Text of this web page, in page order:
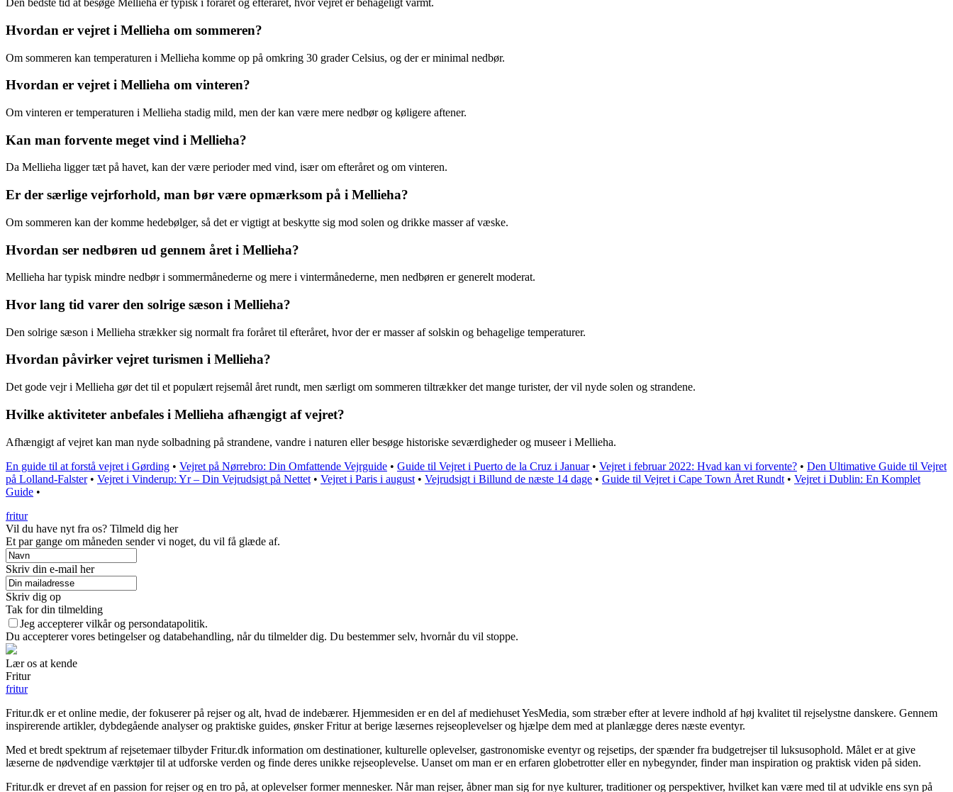
Den bedste tid at besøge Mellieha er typisk i foråret og efteråret, hvor vejret er behageligt varmt.
Hvordan er vejret i Mellieha om sommeren?
Om sommeren kan temperaturen i Mellieha komme op på omkring 30 grader Celsius, og der er minimal nedbør.
Hvordan er vejret i Mellieha om vinteren?
Om vinteren er temperaturen i Mellieha stadig mild, men der kan være mere nedbør og køligere aftener.
Kan man forvente meget vind i Mellieha?
Da Mellieha ligger tæt på havet, kan der være perioder med vind, især om efteråret og om vinteren.
Er der særlige vejrforhold, man bør være opmærksom på i Mellieha?
Om sommeren kan der komme hedebølger, så det er vigtigt at beskytte sig mod solen og drikke masser af væske.
Hvordan ser nedbøren ud gennem året i Mellieha?
Mellieha har typisk mindre nedbør i sommermånederne og mere i vintermånederne, men nedbøren er generelt moderat.
Hvor lang tid varer den solrige sæson i Mellieha?
Den solrige sæson i Mellieha strækker sig normalt fra foråret til efteråret, hvor der er masser af solskin og behagelige temperaturer.
Hvordan påvirker vejret turismen i Mellieha?
Det gode vejr i Mellieha gør det til et populært rejsemål året rundt, men særligt om sommeren tiltrækker det mange turister, der vil nyde solen og strandene.
Hvilke aktiviteter anbefales i Mellieha afhængigt af vejret?
Afhængigt af vejret kan man nyde solbadning på strandene, vandre i naturen eller besøge historiske seværdigheder og museer i Mellieha.
En guide til at forstå vejret i Gørding • Vejret på Nørrebro: Din Omfattende Vejrguide • Guide til Vejret i Puerto de la Cruz i Januar• Vejret i februar 2022: Hvad kan vi forvente? • Den Ultimative Guide til Vejret
på Lolland-Falster• Vejret i Vinderup: Yr – Din Vejrudsigt på Nettet • Vejret i Paris i august • Vejrudsigt i Billund de næste 14 dage • Guide til Vejret i Cape Town Året Rundt • Vejret i Dublin: En Komplet
Guide •
fritur
Vil du have nyt fra os? Tilmeld dig her
Et par gange om måneden sender vi noget, du vil få glæde af.
Skriv din e-mail her
Skriv dig op
Tak for din tilmelding
Jeg accepterer vilkår og persondatapolitik.
Du accepterer vores betingelser og databehandling, når du tilmelder dig. Du bestemmer selv, hvornår du vil stoppe.
Lær os at kende
Fritur
fritur
Fritur.dk er et online medie, der fokuserer på rejser og alt, hvad de indebærer. Hjemmesiden er en del af mediehuset YesMedia, som stræber efter at levere indhold af høj kvalitet til rejselystne danskere. Gennem
inspirerende artikler, dybdegående analyser og praktiske guides, ønsker Fritur at berige læsernes rejseoplevelser og hjælpe dem med at planlægge deres næste eventyr.
Med et bredt spektrum af rejsetemaer tilbyder Fritur.dk information om destinationer, kulturelle oplevelser, gastronomiske eventyr og rejsetips, der spænder fra budgetrejser til luksusophold. Målet er at give
læserne de nødvendige værktøjer til at udforske verden og finde deres unikke rejseoplevelse. Uanset om man er en erfaren globetrotter eller en nybegynder, finder man inspiration og praktisk viden på siden.
Fritur.dk er drevet af en passion for rejser og en tro på, at oplevelser former mennesker. Når man rejser, åbner man sig for nye kulturer, traditioner og perspektiver, hvilket kan være med til at udvikle ens syn på